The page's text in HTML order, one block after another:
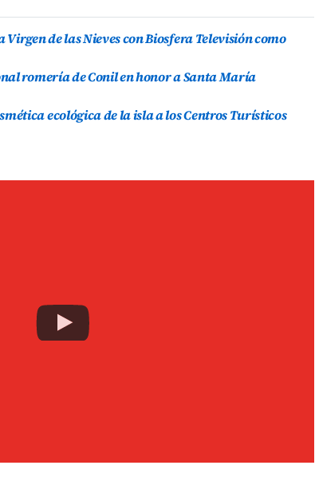
de las Nieves con Biosfera Televisión como
romería de Conil en honor a Santa María
ecológica de la isla a los Centros Turísticos